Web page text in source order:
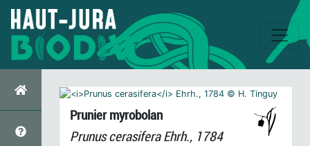
Prunier myrobolan
Prunus cerasiferaEhrh., 1784